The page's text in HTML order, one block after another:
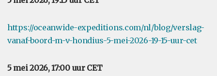
https://oceanwide-expeditions.com/nl/blog/verslag-
vanaf-boord-m-v-hondius-5-mei-2026-19-15-uur-cet
5 mei 2026, 17:00 uur CET